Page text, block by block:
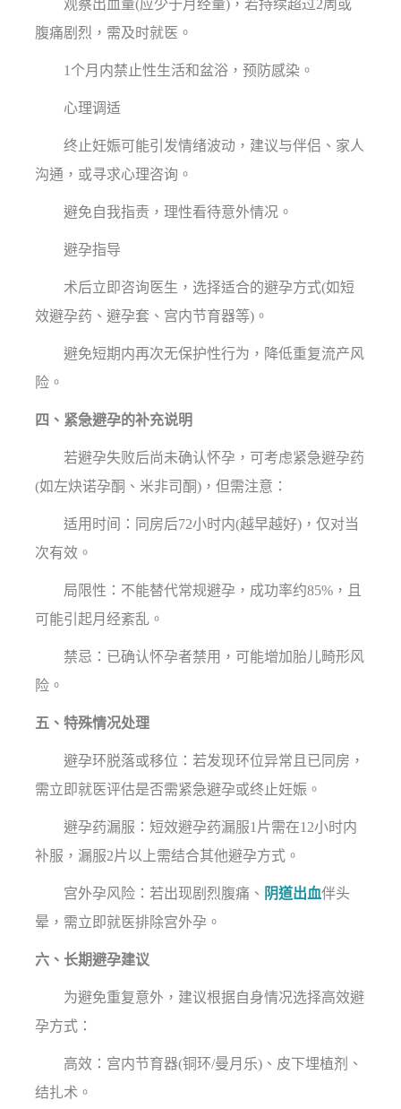
观察出血量(应少于月经量)，若持续超过2周或
腹痛剧烈，需及时就医。
1个月内禁止性生活和盆浴，预防感染。
心理调适
终止妊娠可能引发情绪波动，建议与伴侣、家人
沟通，或寻求心理咨询。
避免自我指责，理性看待意外情况。
避孕指导
术后立即咨询医生，选择适合的避孕方式(如短
效避孕药、避孕套、宫内节育器等)。
避免短期内再次无保护性行为，降低重复流产风
险。
四、紧急避孕的补充说明
若避孕失败后尚未确认怀孕，可考虑紧急避孕药
(如左炔诺孕酮、米非司酮)，但需注意：
适用时间：同房后72小时内(越早越好)，仅对当
次有效。
局限性：不能替代常规避孕，成功率约85%，且
可能引起月经紊乱。
禁忌：已确认怀孕者禁用，可能增加胎儿畸形风
险。
五、特殊情况处理
避孕环脱落或移位：若发现环位异常且已同房，
需立即就医评估是否需紧急避孕或终止妊娠。
避孕药漏服：短效避孕药漏服1片需在12小时内
补服，漏服2片以上需结合其他避孕方式。
宫外孕风险：若出现剧烈腹痛、 阴道出血伴头
晕，需立即就医排除宫外孕。
六、长期避孕建议
为避免重复意外，建议根据自身情况选择高效避
孕方式：
高效：宫内节育器(铜环/曼月乐)、皮下埋植剂、
结扎术。